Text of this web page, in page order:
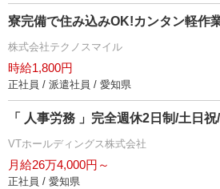
寮完備で住み込みOK!カンタン軽作
株式会社テクノスマイル
時給1,800円
正社員 / 派遣社員 / 愛知県
「 人事労務 」完全週休2日制/土日
VTホールディングス株式会社
月給26万4,000円～
正社員 / 愛知県